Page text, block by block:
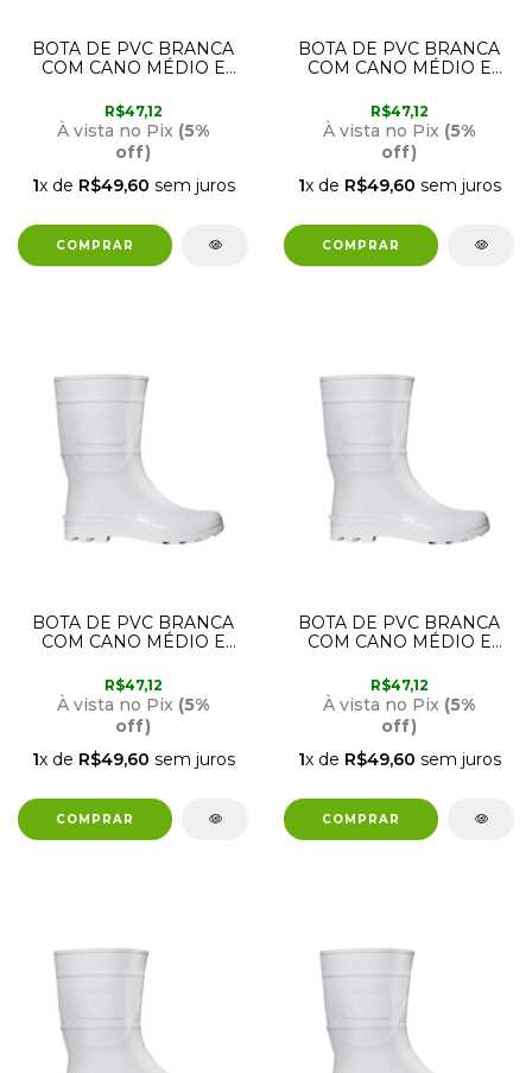
BOTA DE PVC BRANCA
COM CANO MÉDIO E
R$47,12
À vista no Pix (5%
off)
1x de R$49,60 sem juros
BOTA DE PVC BRANCA
COM CANO MÉDIO E
R$47,12
À vista no Pix (5%
off)
1x de R$49,60 sem juros
BOTA DE PVC BRANCA
COM CANO MÉDIO E
R$47,12
À vista no Pix (5%
off)
1x de R$49,60 sem juros
BOTA DE PVC BRANCA
COM CANO MÉDIO E
R$47,12
À vista no Pix (5%
off)
1x de R$49,60 sem juros